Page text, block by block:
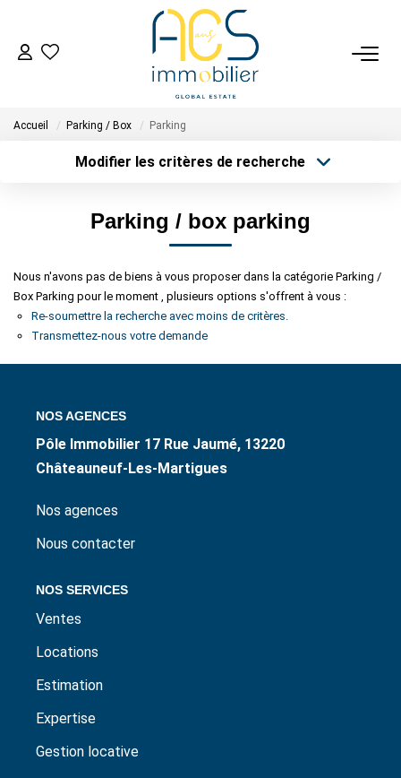
Tous Nos Biens En Vente
- Biens D'investissement
Déposez Votre Recherche D'achat
VENDRE
Tous Nos Biens Vendus
ESTIMER / EXPERTISER
LOUER
Accueil Parking / Box Parking
Modifier les critères de recherche
Surface min
Budget max Plus de critères
Parking / box parking
Nous n'avons pas de biens à vous proposer dans la catégorie Parking /
Box Parking pour le moment , plusieurs options s'offrent à vous :
Re-soumettre la recherche avec moins de critères.
Transmettez-nous votre demande
NOS AGENCES
Pôle Immobilier 17 Rue Jaumé, 13220
Châteauneuf-Les-Martigues
Nos agences
Nous contacter
NOS SERVICES
Ventes
Locations
Estimation
Expertise
Gestion locative